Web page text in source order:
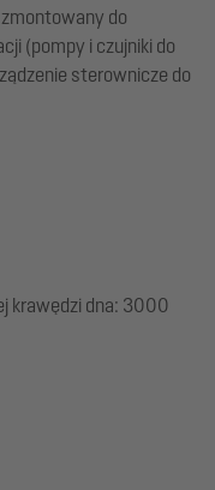
do
(pompy i czujniki do
sterownicze do
krawędzi dna: 3000